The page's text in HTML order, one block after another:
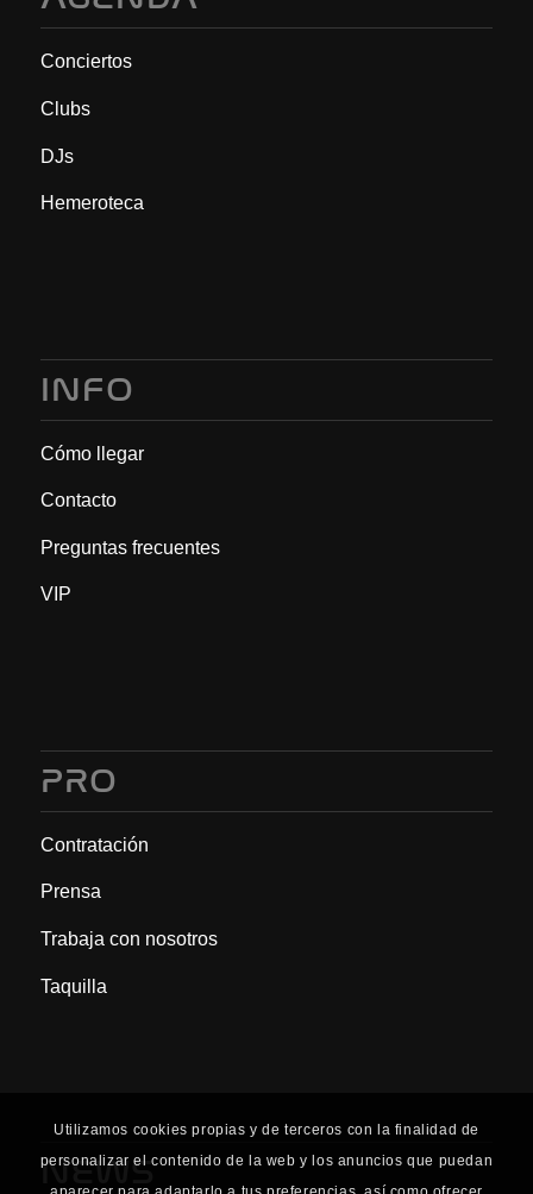
Conciertos
Clubs
DJs
Hemeroteca
INFO
Cómo llegar
Contacto
Preguntas frecuentes
VIP
PRO
Contratación
Prensa
Trabaja con nosotros
Taquilla
NEWS
Utilizamos cookies propias y de terceros con la finalidad de
personalizar el contenido de la web y los anuncios que puedan